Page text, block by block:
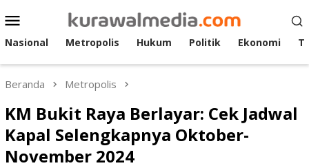
ke
konten
Menu
Mobile
Nasional Metropolis Hukum Politik Ekonomi
Beranda Metropolis
KM Bukit Raya Berlayar: Cek Jadwal
Kapal Selengkapnya Oktober-
November 2024